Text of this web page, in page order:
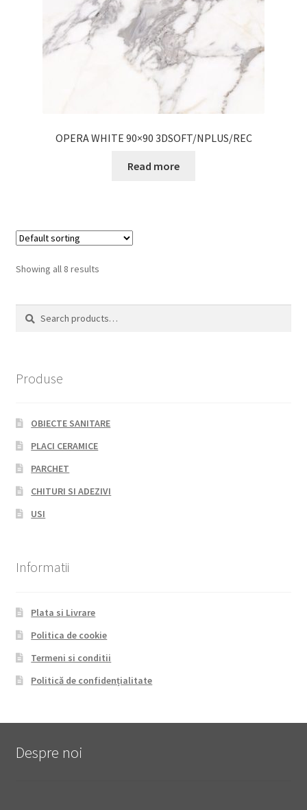
OPERA WHITE 90×90 3DSOFT/NPLUS/REC
Read more
Showing all 8 results
Search
Search
Produse
OBIECTE SANITARE
PLACI CERAMICE
PARCHET
CHITURI SI ADEZIVI
USI
Informatii
Plata si Livrare
Politica de cookie
Termeni si conditii
Politică de confidențialitate
Despre noi